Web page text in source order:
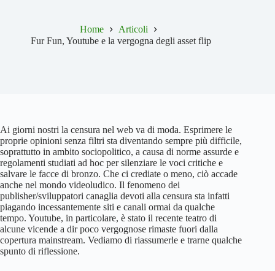
Home
Articoli
Fur Fun, Youtube e la vergogna degli asset flip
Ai giorni nostri la censura nel web va di moda. Esprimere le
proprie opinioni senza filtri sta diventando sempre più difficile,
soprattutto in ambito sociopolitico, a causa di norme assurde e
regolamenti studiati ad hoc per silenziare le voci critiche e
salvare le facce di bronzo. Che ci crediate o meno, ciò accade
anche nel mondo videoludico. Il fenomeno dei
publisher/sviluppatori canaglia devoti alla censura sta infatti
piagando incessantemente siti e canali ormai da qualche
tempo. Youtube, in particolare, è stato il recente teatro di
alcune vicende a dir poco vergognose rimaste fuori dalla
copertura mainstream. Vediamo di riassumerle e trarne qualche
spunto di riflessione.